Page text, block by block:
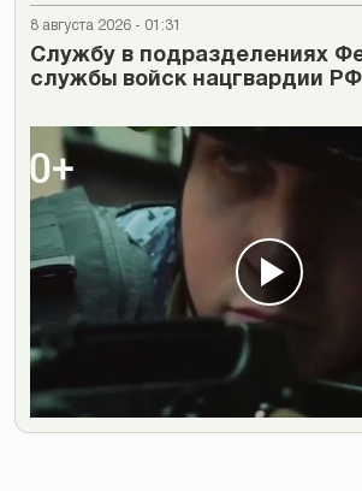
8 августа 2026 - 01:31
Cлужбу в подразделениях
службы войск нацгвардии РФ